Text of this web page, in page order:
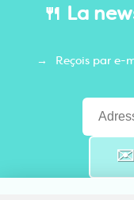
🍴 La
Reçois par e-